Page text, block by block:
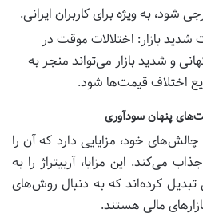
شود، به ویژه برای کاربران ایرانی.
شدید بازار: اختلالات موقت در
و شدید بازار می‌تواند منجر به
اختلاف قیمت‌ها شود.
پنهان سودآوری
چالش‌های خود، مزایایی دارد که آن را
می‌کند. این مزایا، آربیتراژ را به
کرده‌اند که به دنبال روش‌های
مالی هستند.